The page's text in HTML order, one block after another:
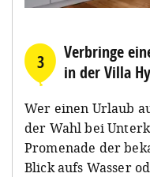
3
Verbringe
in der Villa
Wer einen Urlaub
der Wahl bei
Promenade der
Blick aufs Wasser